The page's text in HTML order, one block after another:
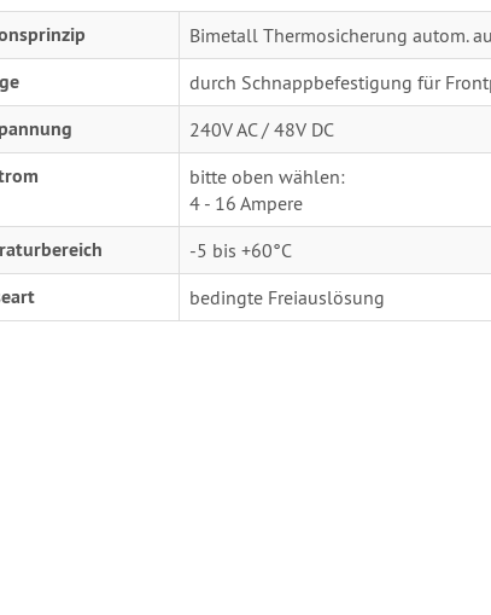
Bimetall Thermosicherung autom.
durch Schnappbefestigung für
240V AC / 48V DC
bitte oben wählen:
4 - 16 Ampere
-5 bis +60°C
bedingte Freiauslösung